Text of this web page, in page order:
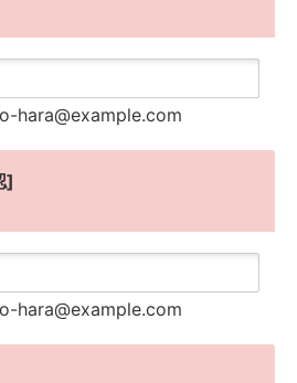
hara@example.com
]
hara@example.com